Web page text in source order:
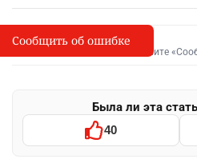
I
Сообщить об опечатке
Выделите фрагмент и нажмите
Была ли эта
40
Сообщить об ошибке